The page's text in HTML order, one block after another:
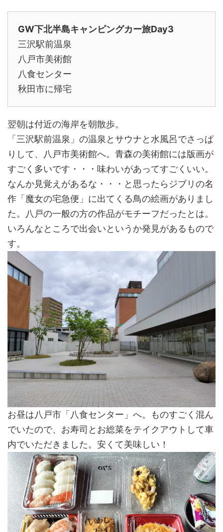
GW下北半島キャンピングカー旅Day3
三沢駅前温泉
八戸市美術館
八食センター
秋田市に帰宅
翌朝は付近の海岸を朝散歩。
「三沢駅前温泉」の温泉とサウナと水風呂でさっぱ
りして、八戸市美術館へ。青森の美術館には版画が
すごく多いです・・・味わいがあってすごくいい。
なんか見覚えがあるな・・・と思ったらジブリの名
作「魔女の宅急便」に出てくる鳥の絵画がありまし
た。八戸の一般の方の作品がモチーフだったとは。
いろんなところで出会いというか発見があるもので
す。
お昼は八戸市「八食センター」へ。ものすごく混ん
でいたので、お寿司とお総菜をテイクアウトして車
内でいただきました。安くて美味しい！